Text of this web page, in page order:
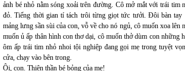
ảnh bé nhỏ nằm sóng xoải trên đường. Cô mở mắt với trái tim
đỏ. Tiếng thời gian tí tách trôi từng giọt tức tưởi. Đôi bàn tay
mảng lưng sần sùi của con, vỗ về cho nó ngủ, cô muốn xoa lên
muốn ủ ấp thân hình con thơ dại, cô muốn thở dùm con những
ôm ấp trái tim nhỏ nhoi tội nghiệp đang gọi mẹ trong tuyệt
cửa, chạy vào bên trong.
Ôi, con. Thiên thần bé bỏng của mẹ!